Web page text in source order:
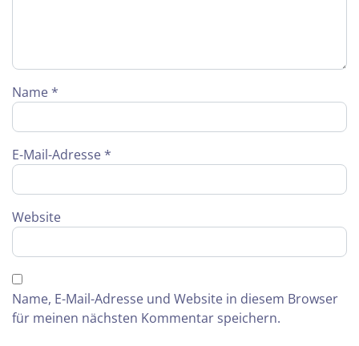
Name *
E-Mail-Adresse *
Website
Name, E-Mail-Adresse und Website in diesem Browser
für meinen nächsten Kommentar speichern.